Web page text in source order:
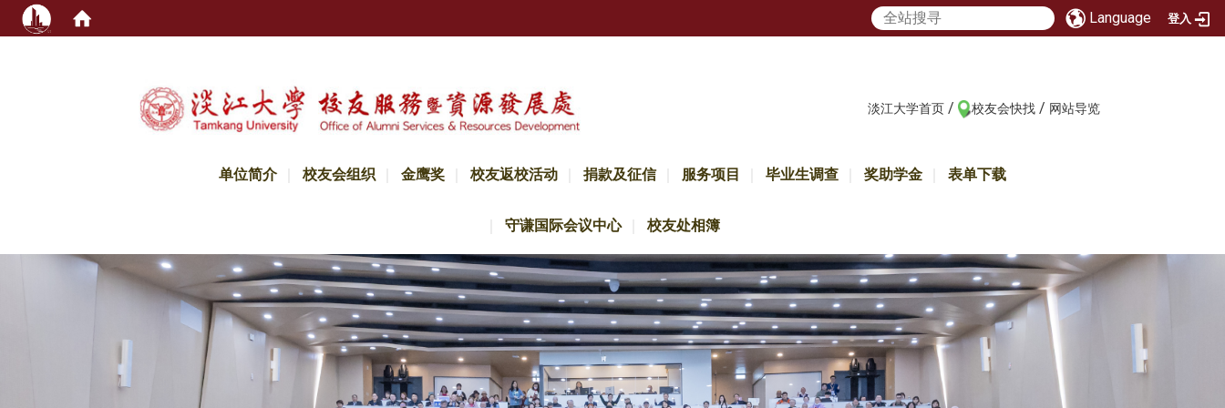
Language 登入
淡江大学首页 / 校友会快找 / 网站导览
单位简介 校友会组织 金鹰奖 校友返校活动 捐款及征信 服务项目 毕业生调查 奖助学金 表单下载
守谦国际会议中心 校友处相簿